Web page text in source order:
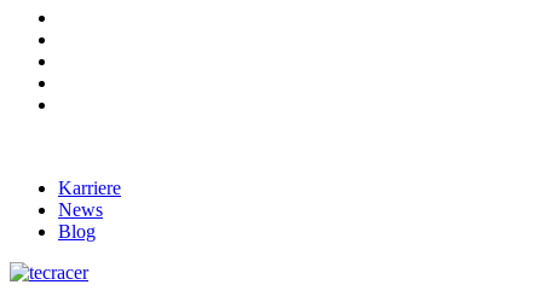
Karriere
News
Blog